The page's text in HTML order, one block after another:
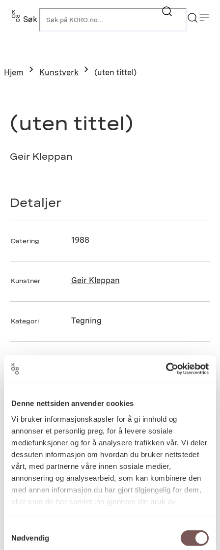
Denne nettsiden anvender cookies
Vi bruker informasjonskapsler for å gi innhold og
annonser et personlig preg, for å levere sosiale
mediefunksjoner og for å analysere trafikken vår. Vi deler
dessuten informasjon om hvordan du bruker nettstedet
vårt, med partnerne våre innen sosiale medier,
annonsering og analysearbeid, som kan kombinere den
med annen informasjon du har gjort tilgjengelig for dem,
eller som de har samlet inn gjennom din bruk av
Nødvendig
Hopp
Søk
Hjem Kunstverk (uten tittel)
(uten tittel)
Geir Kleppan
Detaljer
Datering 1988
Kunstner Geir Kleppan
Kategori Tegning
Teknikk og
materiale
Diameter: 0cm
Dybde: 0cm
Høyde: 150cm
Bredde: 110cm
Reference KORO.003358